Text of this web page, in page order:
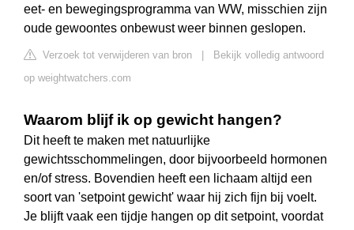
eet- en bewegingsprogramma van WW, misschien zijn
oude gewoontes onbewust weer binnen geslopen.
Verzoek tot verwijderen van bron
Bekijk volledig antwoord
op weightwatchers.com
Waarom blijf ik op gewicht hangen?
Dit heeft te maken met natuurlijke
gewichtsschommelingen, door bijvoorbeeld hormonen
en/of stress. Bovendien heeft een lichaam altijd een
soort van 'setpoint gewicht' waar hij zich fijn bij voelt.
Je blijft vaak een tijdje hangen op dit setpoint, voordat